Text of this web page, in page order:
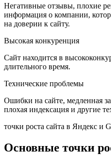
Негативные отзывы, плохие
информация о компании,
на доверии к сайту.
Высокая конкуренция
Сайт находится в
длительного время.
Технические проблемы
Ошибки на сайте, медленная
плохая индексация и другие
точки роста сайта в Яндекс и
Основные точки